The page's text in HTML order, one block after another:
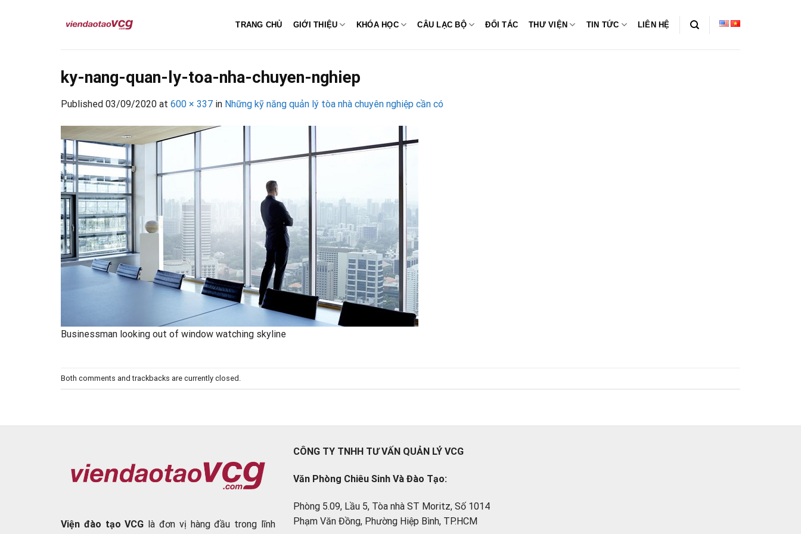
TRANG CHỦ GIỚI THIỆU KHÓA HỌC CÂU LẠC BỘ ĐỐI TÁC THƯ VIỆN TIN TỨC LIÊN HỆ
ky-nang-quan-ly-toa-nha-chuyen-nghiep
Published 03/09/2020 at 600 × 337 in Những kỹ năng quản lý tòa nhà chuyên nghiệp cần có
Businessman looking out of window watching skyline
Both comments and trackbacks are currently closed.
Viện đào tạo VCG là đơn vị hàng đầu trong lĩnh
CÔNG TY TNHH TƯ VẤN QUẢN LÝ VCG
Văn Phòng Chiêu Sinh Và Đào Tạo:
Phòng 5.09, Lầu 5, Tòa nhà ST Moritz, Số 1014
Phạm Văn Đồng, Phường Hiệp Bình, TP.HCM